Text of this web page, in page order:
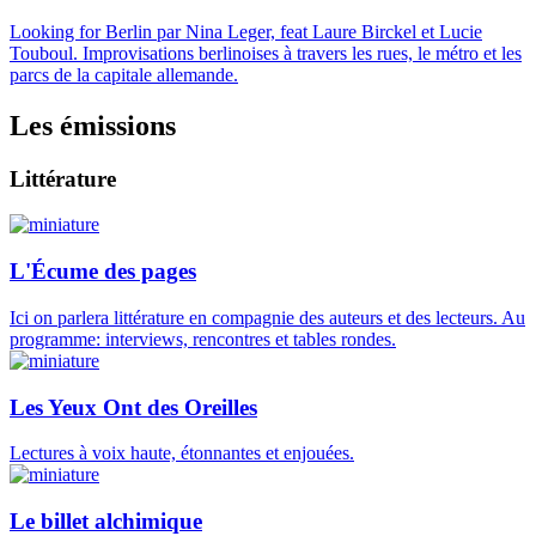
Looking for Berlin par Nina Leger, feat Laure Birckel et Lucie
Touboul. Improvisations berlinoises à travers les rues, le métro et les
parcs de la capitale allemande.
Les émissions
Littérature
L'Écume des pages
Ici on parlera littérature en compagnie des auteurs et des lecteurs. Au
programme: interviews, rencontres et tables rondes.
Les Yeux Ont des Oreilles
Lectures à voix haute, étonnantes et enjouées.
Le billet alchimique